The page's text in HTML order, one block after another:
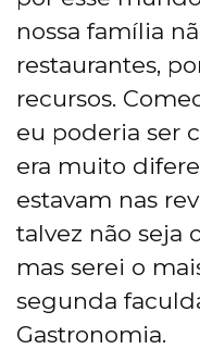
nossa família
restaurantes,
recursos.
eu poderia ser
era muito
estavam nas
talvez não seja
mas serei o
segunda
Gastronomia.